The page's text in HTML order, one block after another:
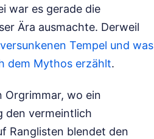
war es gerade die
Ära ausmachte. Derweil
Tempel und was
dem Mythos erzählt.
Orgrimmar, wo ein
den vermeintlich
Ranglisten blendet den